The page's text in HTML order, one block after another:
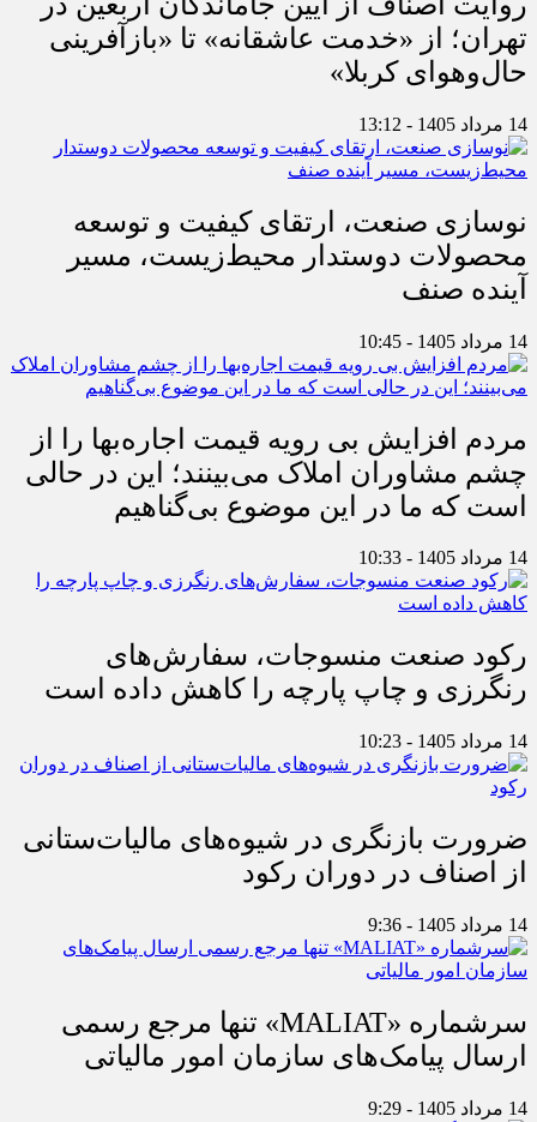
تهران؛ از «خدمت عاشقانه» تا «بازآفرینی
حال‌وهوای کربلا»
14 مرداد 1405 - 13:12
نوسازی صنعت، ارتقای کیفیت و توسعه
محصولات دوستدار محیط‌زیست، مسیر
آینده صنف
14 مرداد 1405 - 10:45
مردم افزایش بی رویه قیمت اجاره‌بها را از
چشم مشاوران املاک می‌بینند؛ این در حالی
است که ما در این موضوع بی‌گناهیم
14 مرداد 1405 - 10:33
رکود صنعت منسوجات، سفارش‌های
رنگرزی و چاپ پارچه را کاهش داده است
14 مرداد 1405 - 10:23
ضرورت بازنگری در شیوه‌های مالیات‌ستانی
از اصناف در دوران رکود
14 مرداد 1405 - 9:36
سرشماره «MALIAT» تنها مرجع رسمی
ارسال پیامک‌های سازمان امور مالیاتی
14 مرداد 1405 - 9:29